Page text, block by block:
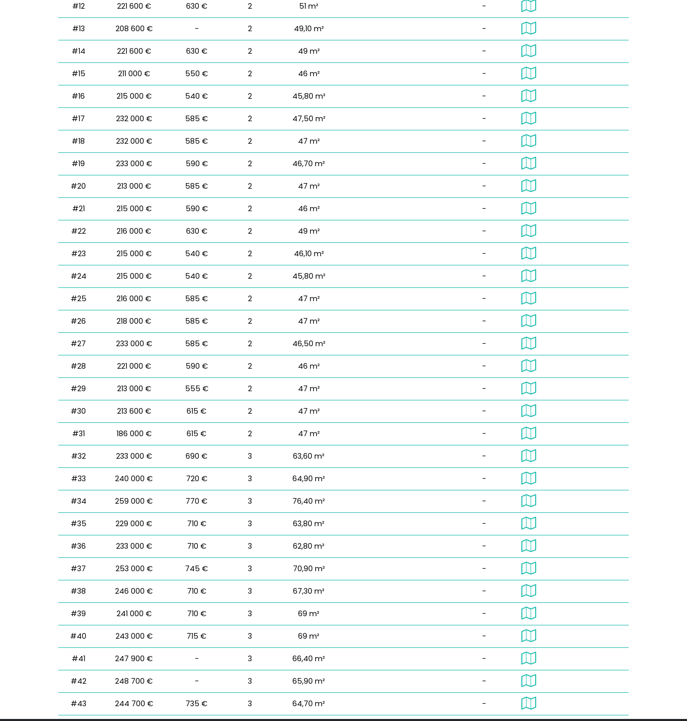
#12 221 600 € 630 € 2 51 m² -
#13 208 600 € - 2 49,10 m² -
#14 221 600 € 630 € 2 49 m² -
#15 211 000 € 550 € 2 46 m² -
#16 215 000 € 540 € 2 45,80 m² -
#17 232 000 € 585 € 2 47,50 m² -
#18 232 000 € 585 € 2 47 m² -
#19 233 000 € 590 € 2 46,70 m² -
#20 213 000 € 585 € 2 47 m² -
#21 215 000 € 590 € 2 46 m² -
#22 216 000 € 630 € 2 49 m² -
#23 215 000 € 540 € 2 46,10 m² -
#24 215 000 € 540 € 2 45,80 m² -
#25 216 000 € 585 € 2 47 m² -
#26 218 000 € 585 € 2 47 m² -
#27 233 000 € 585 € 2 46,50 m² -
#28 221 000 € 590 € 2 46 m² -
#29 213 000 € 555 € 2 47 m² -
#30 213 600 € 615 € 2 47 m² -
#31 186 000 € 615 € 2 47 m² -
#32 233 000 € 690 € 3 63,60 m² -
#33 240 000 € 720 € 3 64,90 m² -
#34 259 000 € 770 € 3 76,40 m² -
#35 229 000 € 710 € 3 63,80 m² -
#36 233 000 € 710 € 3 62,80 m² -
#37 253 000 € 745 € 3 70,90 m² -
#38 246 000 € 710 € 3 67,30 m² -
#39 241 000 € 710 € 3 69 m² -
#40 243 000 € 715 € 3 69 m² -
#41 247 900 € - 3 66,40 m² -
#42 248 700 € - 3 65,90 m² -
#43 244 700 € 735 € 3 64,70 m² -